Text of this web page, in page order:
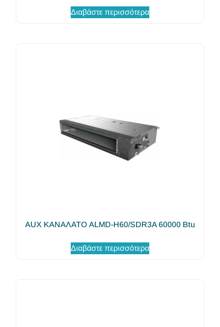
Διαβάστε περισσότερα
AUX ΚΑΝΑΛΑΤΟ ALMD-H60/SDR3A 60000 Btu
Διαβάστε περισσότερα